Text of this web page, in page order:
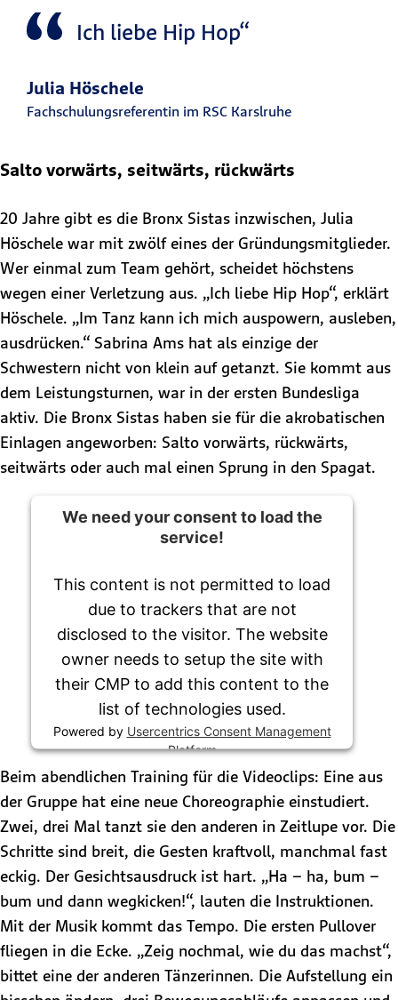
Ich liebe Hip Hop“
Julia Höschele
Fachschulungsreferentin im RSC Karslruhe
Salto vorwärts, seitwärts, rückwärts
20 Jahre gibt es die Bronx Sistas inzwischen, Julia
Höschele war mit zwölf eines der Gründungsmitglieder.
Wer einmal zum Team gehört, scheidet höchstens
wegen einer Verletzung aus. „Ich liebe Hip Hop“, erklärt
Höschele. „Im Tanz kann ich mich auspowern, ausleben,
ausdrücken.“ Sabrina Ams hat als einzige der
Schwestern nicht von klein auf getanzt. Sie kommt aus
dem Leistungsturnen, war in der ersten Bundesliga
aktiv. Die Bronx Sistas haben sie für die akrobatischen
Einlagen angeworben: Salto vorwärts, rückwärts,
seitwärts oder auch mal einen Sprung in den Spagat.
We need your consent to load the
service!
This content is not permitted to load
due to trackers that are not
disclosed to the visitor. The website
owner needs to setup the site with
their CMP to add this content to the
list of technologies used.
Powered by Usercentrics Consent Management
Platform
Beim abendlichen Training für die Videoclips: Eine aus
der Gruppe hat eine neue Choreographie einstudiert.
Zwei, drei Mal tanzt sie den anderen in Zeitlupe vor. Die
Schritte sind breit, die Gesten kraftvoll, manchmal fast
eckig. Der Gesichtsausdruck ist hart. „Ha – ha, bum –
bum und dann wegkicken!“, lauten die Instruktionen.
Mit der Musik kommt das Tempo. Die ersten Pullover
fliegen in die Ecke. „Zeig nochmal, wie du das machst“,
bittet eine der anderen Tänzerinnen. Die Aufstellung ein